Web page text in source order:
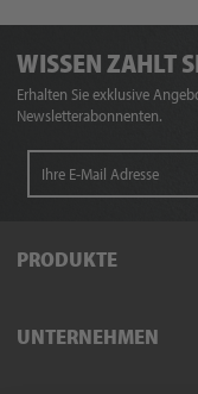
WISSEN ZAHLT
Erhalten Sie exklusive
Newsletterabonnenten.
PRODUKTE
Schutzkleidung
UNTERNEHMEN